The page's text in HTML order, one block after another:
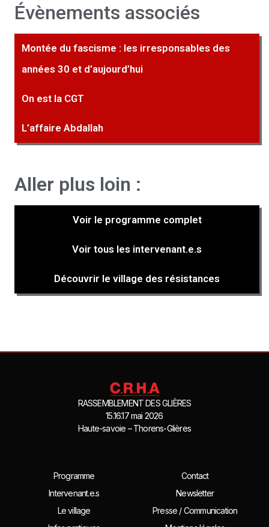
Évènements associés
Montée du fascisme : les irresponsables des
années 30 et d’aujourd’hui
On est la CGT
L’affaire Abdallah
Aller plus loin :
Voir le programme complet
Voir tous les intervenant.e.s
Découvrir le village des résistances
RASSEMBLEMENT DES GLIÈRES
15.16.17 mai 2026
Haute-savoie – Thorens-Glières
Programme
Intervenant.e.s
Le village
Contact
Newsletter
Presse / Communication